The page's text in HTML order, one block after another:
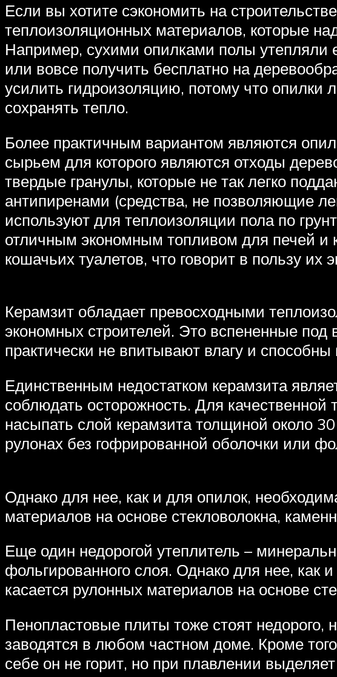
Если вы хотите сэкономить на
теплоизоляционных материалов, которые
Например, сухими опилками полы
или вовсе получить бесплатно на
усилить гидроизоляцию, потому что опилки
сохранять тепло.
Более практичным вариантом являются
сырьем для которого являются отходы
твердые гранулы, которые не так легко
антипиренами (средства, не позволяющие
используют для теплоизоляции пола по
отличным экономным топливом для печей и
кошачьих туалетов, что говорит в пользу их
Керамзит обладает превосходными
экономных строителей. Это вспененные
практически не впитывают влагу и
Единственным недостатком керамзита
соблюдать осторожность. Для
насыпать слой керамзита толщиной около
рулонах без гофрированной оболочки или
Однако для нее, как и для опилок,
материалов на основе стекловолокна,
Еще один недорогой утеплитель –
фольгированного слоя. Однако для нее, как
касается рулонных материалов на основе
Пенопластовые плиты тоже стоят недорого,
заводятся в любом частном доме. Кроме
себе он не горит, но при плавлении